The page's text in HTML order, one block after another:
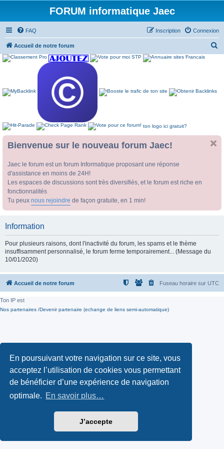
En poursuivant votre navigation sur ce site, vous
acceptez l’utilisation de cookies vous permettant
de bénéficier d’une expérience de navigation
optimale. En savoir plus…
J’accepte
FORUM informatique Jaec
FAQ Connexion
Inscription
Accueil de notre forum
ton logo ici gratuit?
Bienvenue sur le nouveau forum Jaec!
Jaec le forum est un forum Informatique proposant une réponse
d'assistance en moins de 24H!
Les espaces de discussions sont très diversifiés, et le forum est riche en
fonctionnalités
Tu peux nous rejoindre de façon gratuite, en 1 min!
Information
Pour plusieurs raisons, dont l'inactivité du forum, les spams et le thème
insuffisamment personnalisé, le forum ferme temporairement... (Message du
10/01/2020)
Accueil de notre forum Fuseau horaire sur UTC
Ton IP est
Nos partenaires /Devenir partenaire (echange de liens semi-automatique)